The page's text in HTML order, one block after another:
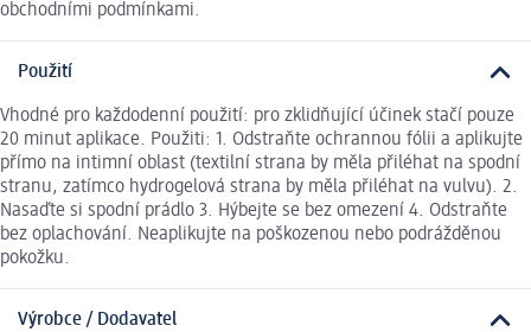
obchodními podmínkami.
Použití
Vhodné pro každodenní použití: pro zklidňující účinek stačí pouze
20 minut aplikace. Použiti: 1. Odstraňte ochrannou fólii a aplikujte
přímo na intimní oblast (textilní strana by měla přiléhat na spodní
stranu, zatímco hydrogelová strana by měla přiléhat na vulvu). 2.
Nasaďte si spodní prádlo 3. Hýbejte se bez omezení 4. Odstraňte
bez oplachování. Neaplikujte na poškozenou nebo podrážděnou
pokožku.
Výrobce / Dodavatel